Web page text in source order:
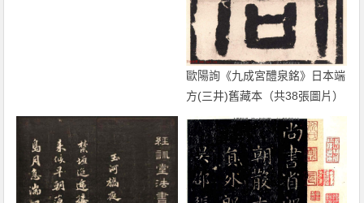
歐陽詢《九成宮醴泉銘》日本端
方(三井)舊藏本（共38張圖片）